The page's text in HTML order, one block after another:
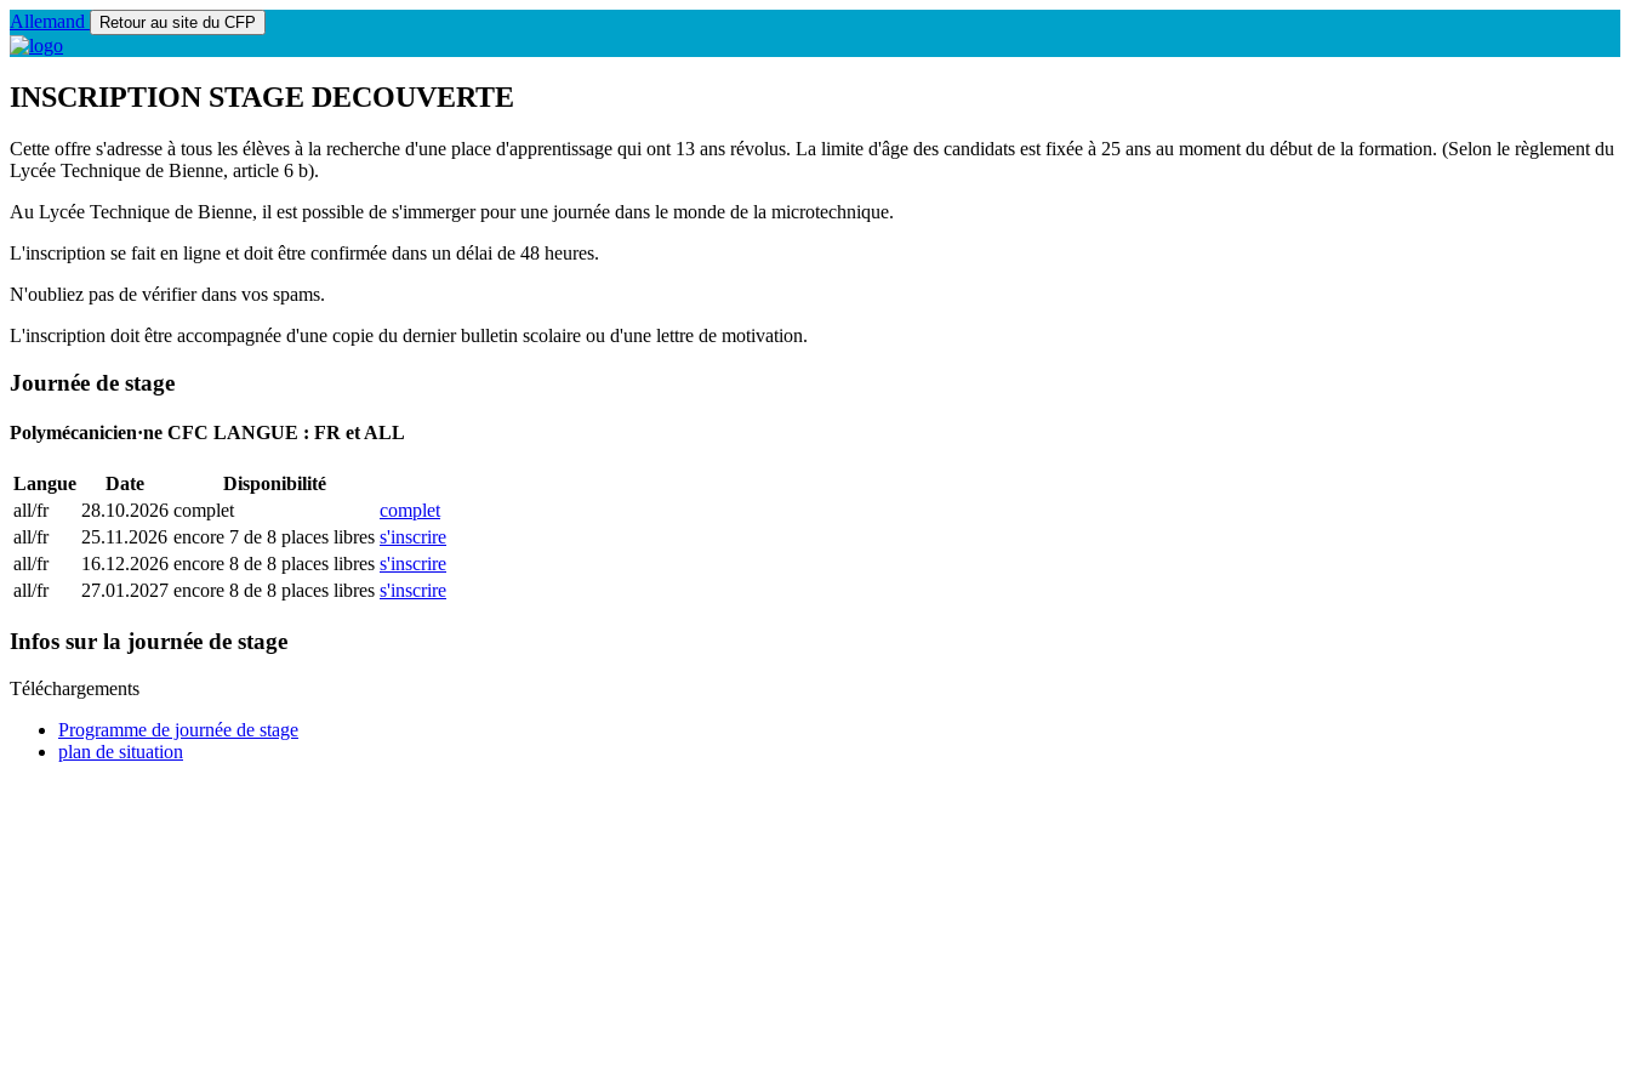
Allemand
INSCRIPTION STAGE DECOUVERTE
Cette offre s'adresse à tous les élèves à la recherche d'une place d'apprentissage qui ont 13 ans révolus. La limite d'âge des candidats est fixée à 25 ans au moment du début de la formation. (Selon le règlement du
Lycée Technique de Bienne, article 6 b).
Au Lycée Technique de Bienne, il est possible de s'immerger pour une journée dans le monde de la microtechnique.
L'inscription se fait en ligne et doit être confirmée dans un délai de 48 heures.
N'oubliez pas de vérifier dans vos spams.
L'inscription doit être accompagnée d'une copie du dernier bulletin scolaire ou d'une lettre de motivation.
Journée de stage
Polymécanicien·ne CFC LANGUE : FR et ALL
Langue Date
Disponibilité
all/fr
28.10.2026 complet
complet
all/fr
25.11.2026 encore 7 de 8 places libres s'inscrire
all/fr
16.12.2026 encore 8 de 8 places libres s'inscrire
all/fr
27.01.2027 encore 8 de 8 places libres s'inscrire
Infos sur la journée de stage
Téléchargements
Programme de journée de stage
plan de situation